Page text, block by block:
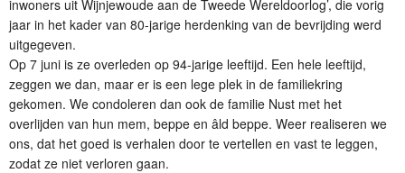
inwoners uit Wijnjewoude aan de Tweede Wereldoorlog’, die vorig
jaar in het kader van 80-jarige herdenking van de bevrijding werd
uitgegeven.
Op 7 juni is ze overleden op 94-jarige leeftijd. Een hele leeftijd,
zeggen we dan, maar er is een lege plek in de familiekring
gekomen. We condoleren dan ook de familie Nust met het
overlijden van hun mem, beppe en âld beppe. Weer realiseren we
ons, dat het goed is verhalen door te vertellen en vast te leggen,
zodat ze niet verloren gaan.